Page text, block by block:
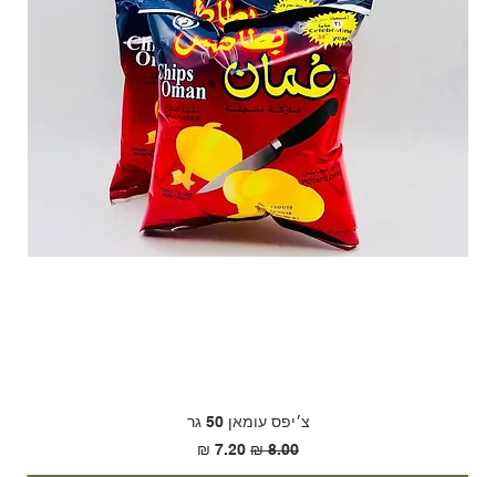
צ׳יפס עומאן 50 גר
מחיר רגילמחיר מבצע